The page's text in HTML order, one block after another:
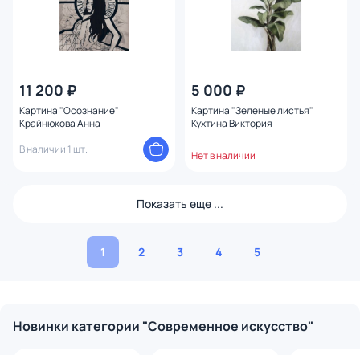
11 200 ₽
Картина "Осознание"
Крайнюкова Анна
В наличии 1 шт.
5 000 ₽
Картина "Зеленые листья"
Кухтина Виктория
Нет в наличии
Показать еще ...
1 2 3 4 5
Новинки категории "Современное искусство"